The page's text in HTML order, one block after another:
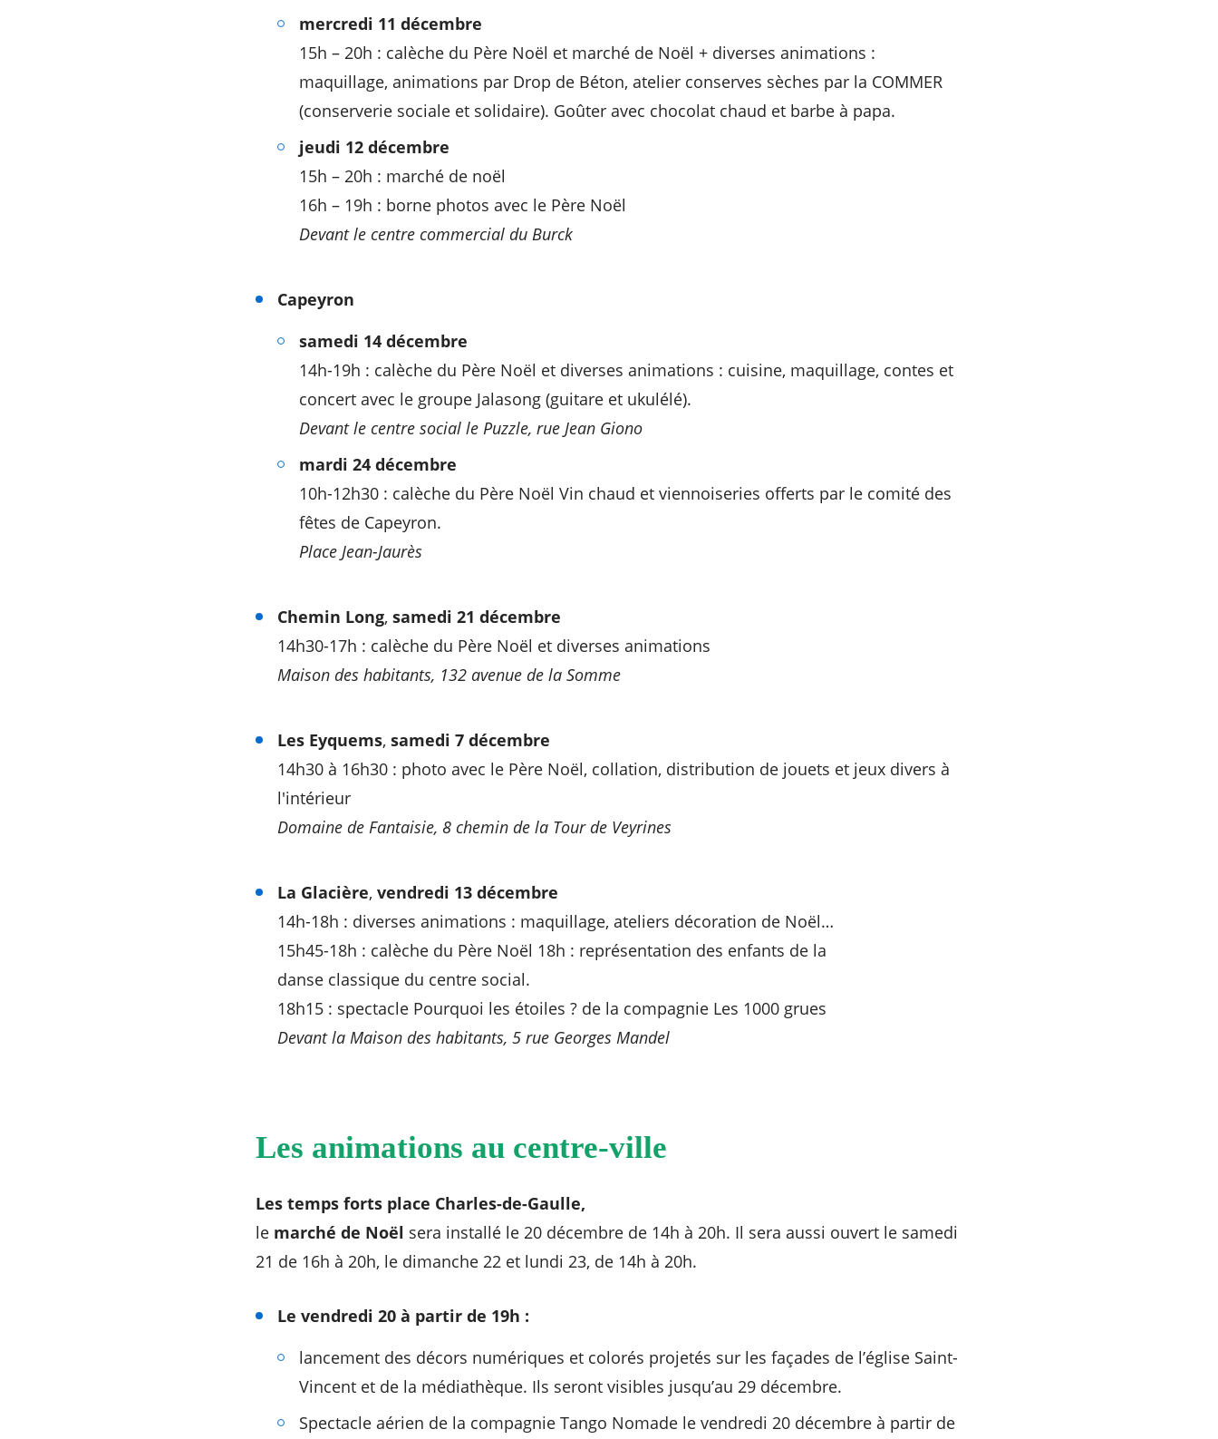
mercredi 11 décembre
15h – 20h : calèche du Père Noël et marché de Noël + diverses animations :
maquillage, animations par Drop de Béton, atelier conserves sèches par la COMMER
(conserverie sociale et solidaire). Goûter avec chocolat chaud et barbe à papa.
jeudi 12 décembre
15h – 20h : marché de noël
16h – 19h : borne photos avec le Père Noël
Devant le centre commercial du Burck
Capeyron
samedi 14 décembre
14h-19h : calèche du Père Noël et diverses animations : cuisine, maquillage, contes et
concert avec le groupe Jalasong (guitare et ukulélé).
Devant le centre social le Puzzle, rue Jean Giono
mardi 24 décembre
10h-12h30 : calèche du Père Noël Vin chaud et viennoiseries offerts par le comité des
fêtes de Capeyron.
Place Jean-Jaurès
Chemin Long, samedi 21 décembre
14h30-17h : calèche du Père Noël et diverses animations
Maison des habitants, 132 avenue de la Somme
Les Eyquems, samedi 7 décembre
14h30 à 16h30 : photo avec le Père Noël, collation, distribution de jouets et jeux divers à
l'intérieur
Domaine de Fantaisie, 8 chemin de la Tour de Veyrines
La Glacière, vendredi 13 décembre
14h-18h : diverses animations : maquillage, ateliers décoration de Noël…
15h45-18h : calèche du Père Noël 18h : représentation des enfants de la
danse classique du centre social.
18h15 : spectacle Pourquoi les étoiles ? de la compagnie Les 1000 grues
Devant la Maison des habitants, 5 rue Georges Mandel
Les animations au centre-ville
Les temps forts place Charles-de-Gaulle,
le marché de Noël sera installé le 20 décembre de 14h à 20h. Il sera aussi ouvert le samedi
21 de 16h à 20h, le dimanche 22 et lundi 23, de 14h à 20h.
Le vendredi 20 à partir de 19h :
lancement des décors numériques et colorés projetés sur les façades de l’église Saint-
Vincent et de la médiathèque. Ils seront visibles jusqu’au 29 décembre.
Spectacle aérien de la compagnie Tango Nomade le vendredi 20 décembre à partir de